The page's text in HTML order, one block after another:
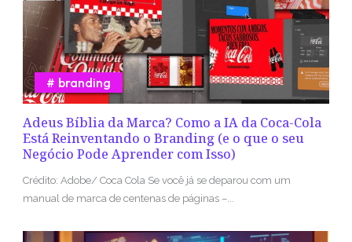
Adeus Bíblia da Marca? Como a IA da Coca-Cola
Está Reinventando o Branding (e o que o seu
Negócio Pode Aprender com Isso)
branding
Crédito: Adobe/ Coca Cola Se você já se deparou com um
manual de marca de centenas de páginas –...